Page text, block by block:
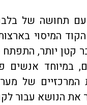
תחושה של
המיסוי
קטן יותר,
במיוחד
המרכזיים של
את הנושא עבור